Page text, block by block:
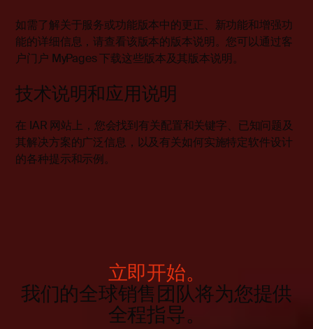
如需了解关于服务或功能版本中的更正、新功能和增强功
能的详细信息，请查看该版本的版本说明。您可以通过客
户门户 MyPages 下载这些版本及其版本说明。
技术说明和应用说明
在 IAR 网站上，您会找到有关配置和关键字、已知问题及
其解决方案的广泛信息，以及有关如何实施特定软件设计
的各种提示和示例。
立即开始。
我们的全球销售团队将为您提供
全程指导。